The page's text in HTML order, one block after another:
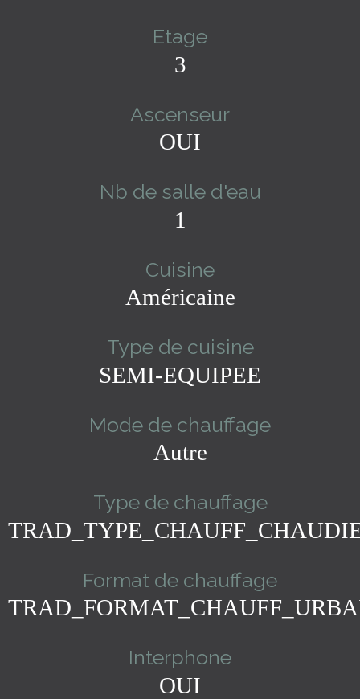
Etage
3
Ascenseur
OUI
Nb de salle d'eau
1
Cuisine
Américaine
Type de cuisine
SEMI-EQUIPEE
Mode de chauffage
Autre
Type de chauffage
Format de chauffage
Interphone
OUI